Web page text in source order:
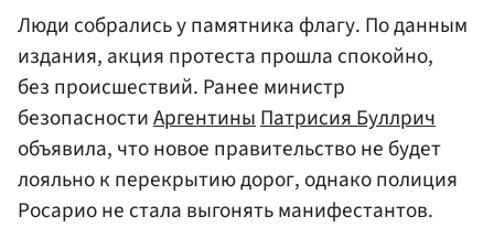
Люди собрались у памятника флагу. По данным
издания, акция протеста прошла спокойно,
без происшествий. Ранее министр
безопасностиАргентиныПатрисия Буллрич
объявила, что новое правительство не будет
лояльно к перекрытию дорог, однако полиция
Росарио не стала выгонять манифестантов.